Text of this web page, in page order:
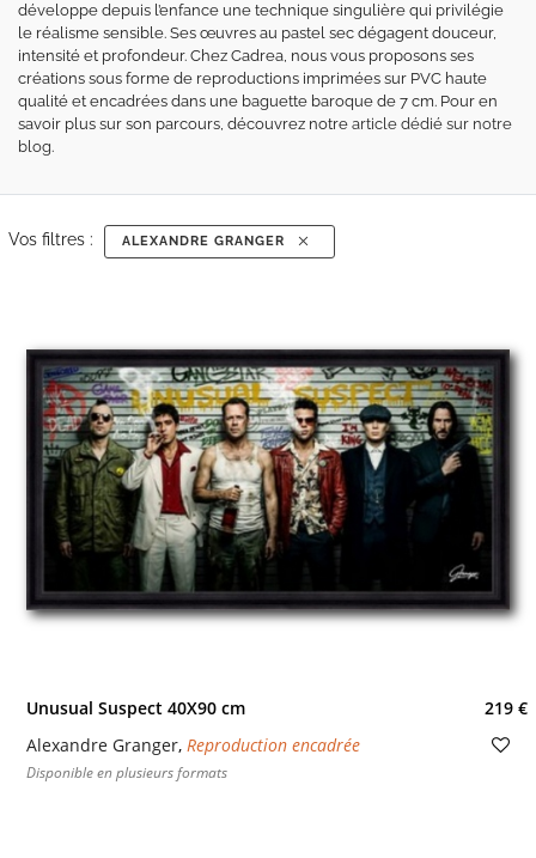
développe depuis l’enfance une technique singulière qui privilégie
le réalisme sensible. Ses œuvres au pastel sec dégagent douceur,
intensité et profondeur. Chez Cadrea, nous vous proposons ses
créations sous forme de reproductions imprimées sur PVC haute
qualité et encadrées dans une baguette baroque de 7 cm. Pour en
savoir plus sur son parcours, découvrez notre article dédié sur notre
blog.
Vos filtres : ALEXANDRE GRANGER
Unusual Suspect 40X90 cm
219 €
Alexandre Granger, Reproduction encadrée
Disponible en plusieurs formats